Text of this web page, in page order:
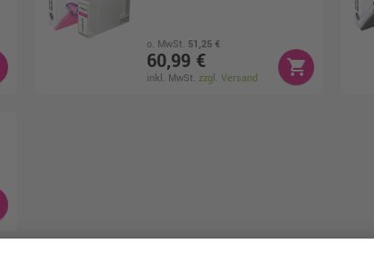
o. MwSt. 51,25 €
60,99 €
inkl. MwSt. zzgl. Versand
shopping_cart